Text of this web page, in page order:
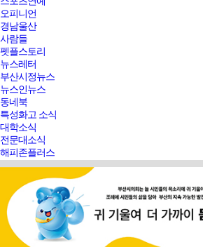
오피니언
경남울산
사람들
펫플스토리
뉴스레터
부산시정뉴스
뉴스인뉴스
동네북
특성화고 소식
대학소식
전문대소식
해피존플러스